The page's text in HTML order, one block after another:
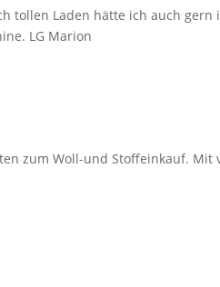
tollen Laden hätte ich auch
LG Marion
zum Woll-und Stoffeinkauf.